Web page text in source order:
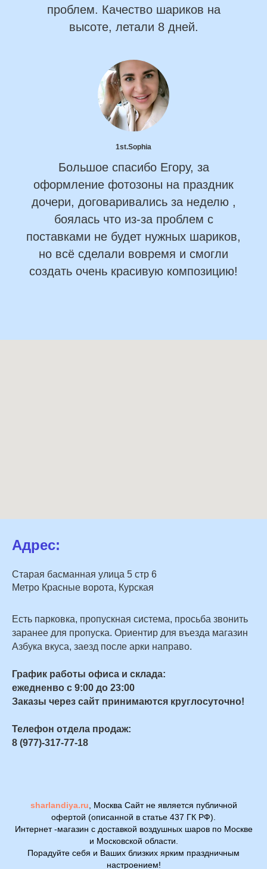
проблем. Качество шариков на
высоте, летали 8 дней.
1st.Sophia
Большое спасибо Егору, за
оформление фотозоны на праздник
дочери, договаривались за неделю ,
боялась что из-за проблем с
поставками не будет нужных шариков,
но всё сделали вовремя и смогли
создать очень красивую композицию!
Адрес:
Старая басманная улица 5 стр 6
Метро Красные ворота, Курская
Есть парковка, пропускная система, просьба звонить
заранее для пропуска. Ориентир для въезда магазин
Азбука вкуса, заезд после арки направо.
График работы офиса и склада:
ежедненво с 9:00 до 23:00
Заказы через сайт принимаются круглосуточно!
Телефон отдела продаж:
8 (977)-317-77-18
sharlandiya.ru, Москва Сайт не является публичной
офертой (описанной в статье 437 ГК РФ).
Интернет -магазин с доставкой воздушных шаров по Москве
и Московской области.
Порадуйте себя и Ваших близких ярким праздничным
настроением!